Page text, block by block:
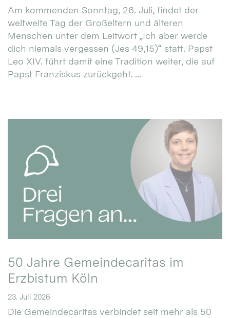
Am kommenden Sonntag, 26. Juli, findet der
weltweite Tag der Großeltern und älteren
Menschen unter dem Leitwort „Ich aber werde
dich niemals vergessen (Jes 49,15)“ statt. Papst
Leo XIV. führt damit eine Tradition weiter, die auf
Papst Franziskus zurückgeht. ...
50 Jahre Gemeindecaritas im
Erzbistum Köln
23. Juli 2026
Die Gemeindecaritas verbindet seit mehr als 50